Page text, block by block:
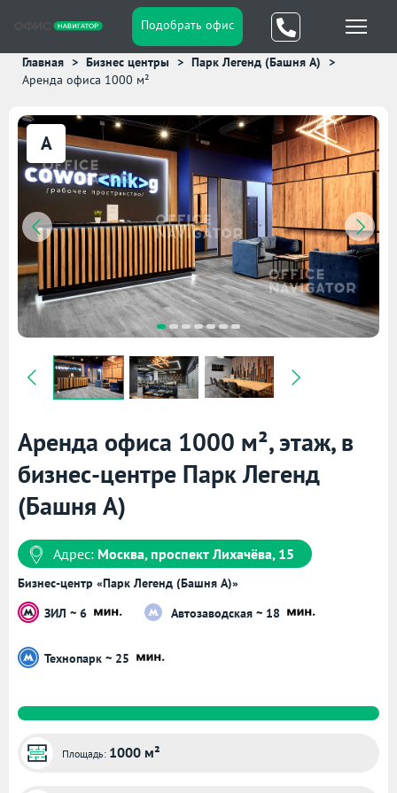
Подобрать офис
Главная Бизнес центры
Парк Легенд (Башня А)
Аренда офиса 1000 м²
A
Аренда офиса 1000 м², этаж, в
бизнес-центре Парк Легенд
(Башня А)
Адрес: Москва, проспект Лихачёва, 15
Бизнес-центр «Парк Легенд (Башня А)»
ЗИЛ ~ 6
Автозаводская ~ 18
Технопарк ~ 25
Площадь: 1000 м²